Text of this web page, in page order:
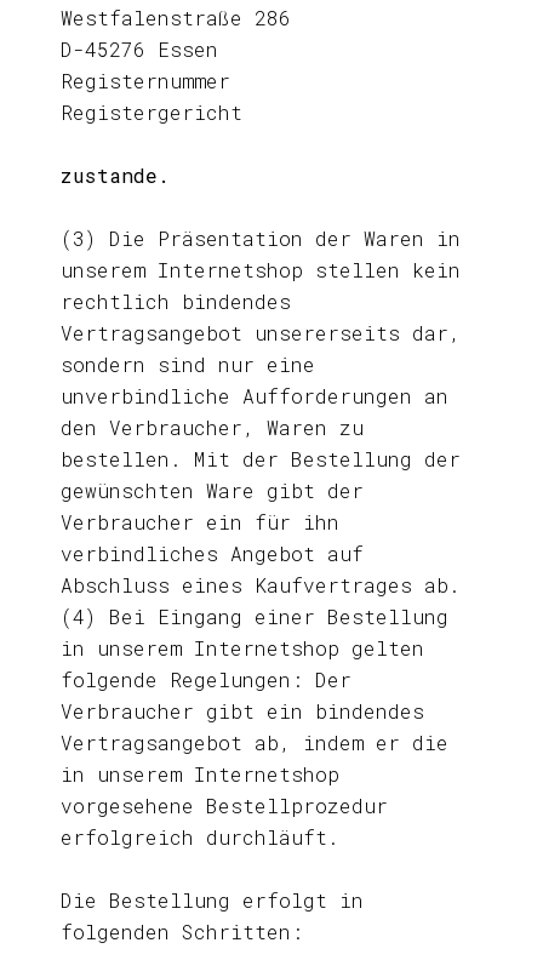
Westfalenstraße 286
D-45276 Essen
Registernummer
Registergericht
zustande.
(3) Die Präsentation der Waren in
unserem Internetshop stellen kein
rechtlich bindendes
Vertragsangebot unsererseits dar,
sondern sind nur eine
unverbindliche Aufforderungen an
den Verbraucher, Waren zu
bestellen. Mit der Bestellung der
gewünschten Ware gibt der
Verbraucher ein für ihn
verbindliches Angebot auf
Abschluss eines Kaufvertrages ab.
(4) Bei Eingang einer Bestellung
in unserem Internetshop gelten
folgende Regelungen: Der
Verbraucher gibt ein bindendes
Vertragsangebot ab, indem er die
in unserem Internetshop
vorgesehene Bestellprozedur
erfolgreich durchläuft.
Die Bestellung erfolgt in
folgenden Schritten: